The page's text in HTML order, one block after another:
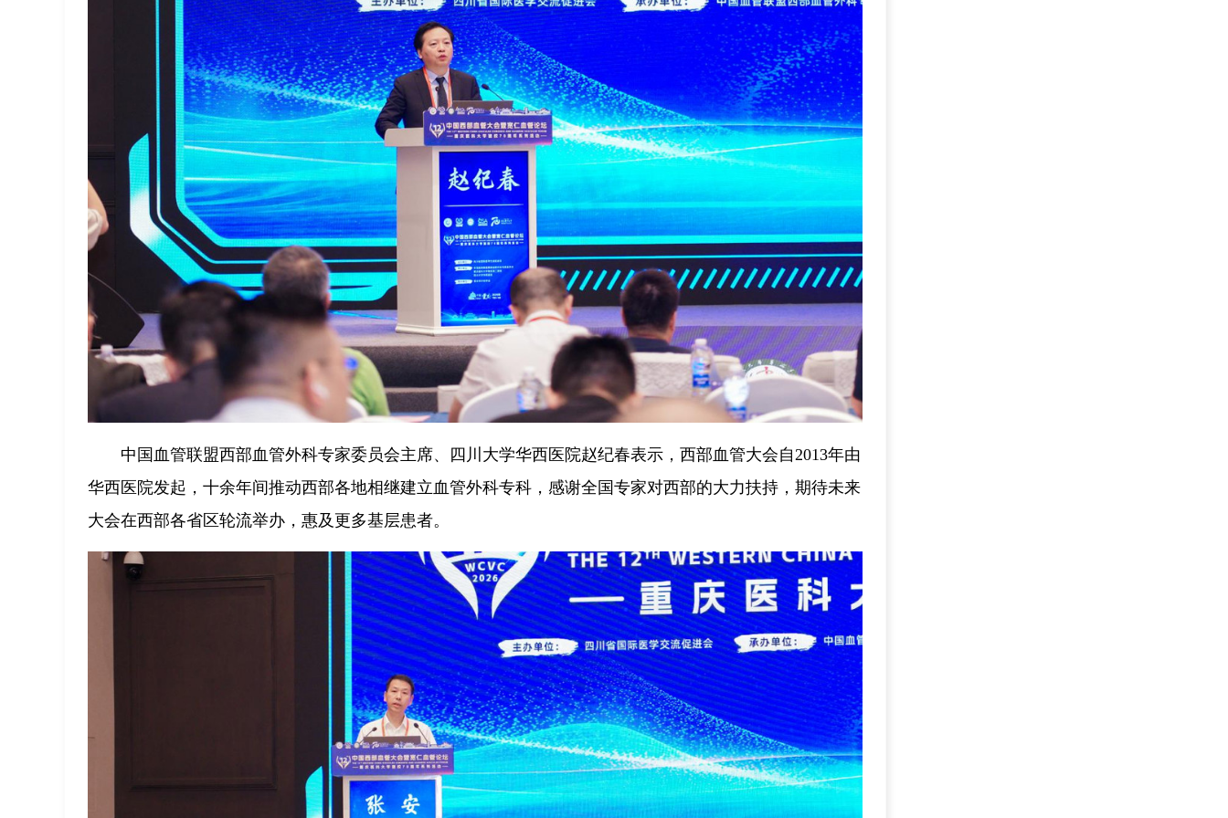
中国血管联盟西部血管外科专家委员会主席、四川大学华西医院赵纪春表示，西部血管大会自2013年由
华西医院发起，十余年间推动西部各地相继建立血管外科专科，感谢全国专家对西部的大力扶持，期待未来
大会在西部各省区轮流举办，惠及更多基层患者。